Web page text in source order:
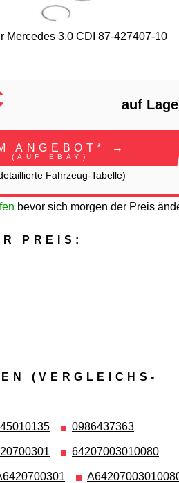
Mercedes 3.0 CDI 87-427407-10
auf
ANGEBOT* →
(AUF EBAY)
Fahrzeug-Tabelle)
bevor sich morgen der Preis
PREIS:
(VERGLEICHS­
0986437363
64207003010080